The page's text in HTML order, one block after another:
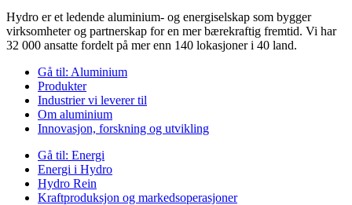
Hydro er et ledende aluminium- og energiselskap som bygger
virksomheter og partnerskap for en mer bærekraftig fremtid. Vi har
32 000 ansatte fordelt på mer enn 140 lokasjoner i 40 land.
Gå til: Aluminium
Produkter
Industrier vi leverer til
Om aluminium
Innovasjon, forskning og utvikling
Gå til: Energi
Energi i Hydro
Hydro Rein
Kraftproduksjon og markedsoperasjoner